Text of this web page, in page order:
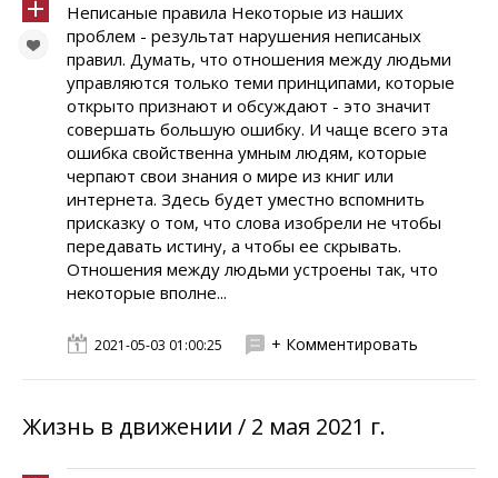
Неписаные правила Некоторые из наших
проблем - результат нарушения неписаных
правил. Думать, что отношения между людьми
управляются только теми принципами, которые
открыто признают и обсуждают - это значит
совершать большую ошибку. И чаще всего эта
ошибка свойственна умным людям, которые
черпают свои знания о мире из книг или
интернета. Здесь будет уместно вспомнить
присказку о том, что слова изобрели не чтобы
передавать истину, а чтобы ее скрывать.
Отношения между людьми устроены так, что
некоторые вполне...
2021-05-03 01:00:25 + Комментировать
Жизнь в движении / 2 мая 2021 г.